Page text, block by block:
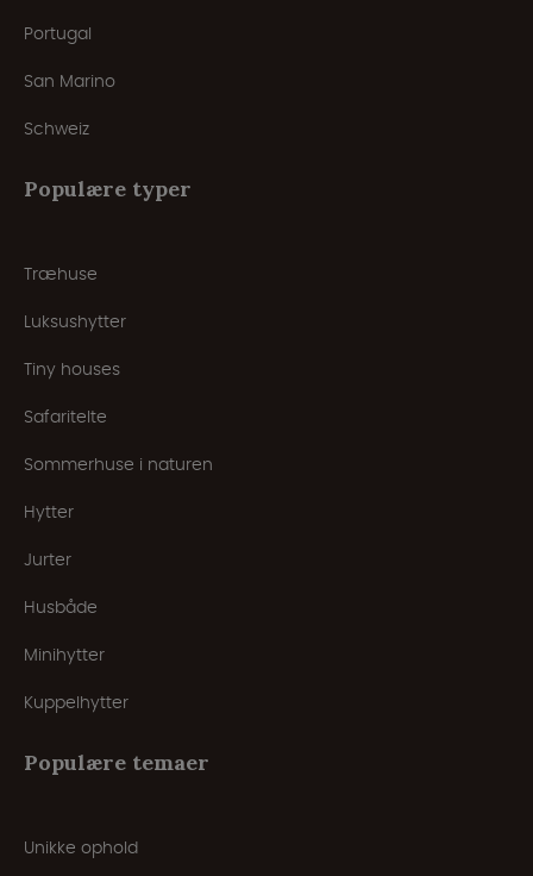
Portugal
San Marino
Schweiz
Populære typer
Træhuse
Luksushytter
Tiny houses
Safaritelte
Sommerhuse i naturen
Hytter
Jurter
Husbåde
Minihytter
Kuppelhytter
Populære temaer
Unikke ophold